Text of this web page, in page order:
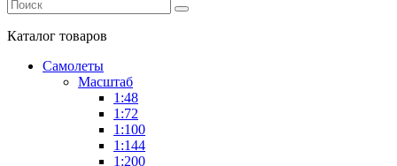
Каталог товаров
Самолеты
Масштаб
1:48
1:72
1:100
1:144
1:200